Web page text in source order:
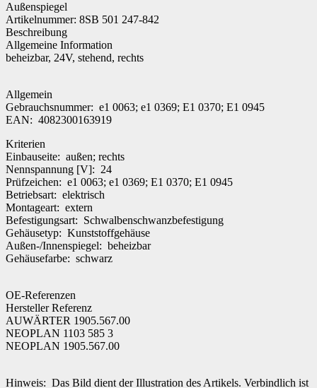
Außenspiegel
Artikelnummer: 8SB 501 247-842
Beschreibung
Allgemeine Information
beheizbar, 24V, stehend, rechts
Allgemein
Gebrauchsnummer: e1 0063; e1 0369; E1 0370; E1 0945
EAN: 4082300163919
Kriterien
Einbauseite: außen; rechts
Nennspannung [V]: 24
Prüfzeichen: e1 0063; e1 0369; E1 0370; E1 0945
Betriebsart: elektrisch
Montageart: extern
Befestigungsart: Schwalbenschwanzbefestigung
Gehäusetyp: Kunststoffgehäuse
Außen-/Innenspiegel: beheizbar
Gehäusefarbe: schwarz
OE-Referenzen
Hersteller Referenz
AUWÄRTER 1905.567.00
NEOPLAN 1103 585 3
NEOPLAN 1905.567.00
Hinweis: Das Bild dient der Illustration des Artikels. Verbindlich ist